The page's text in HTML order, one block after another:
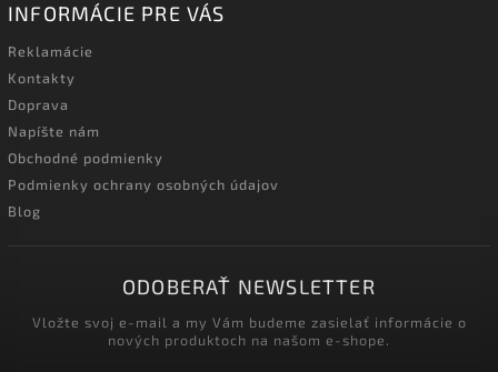
INFORMÁCIE PRE VÁS
Reklamácie
Kontakty
Doprava
Napíšte nám
Obchodné podmienky
Podmienky ochrany osobných údajov
Blog
ODOBERAŤ NEWSLETTER
Vložte svoj e-mail a my Vám budeme zasielať informácie o
nových produktoch na našom e-shope.